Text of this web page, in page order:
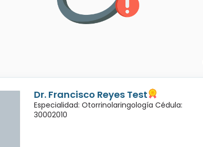
Dr. Francisco Reyes Test
Especialidad: Otorrinolaringología Cédula:
30002010